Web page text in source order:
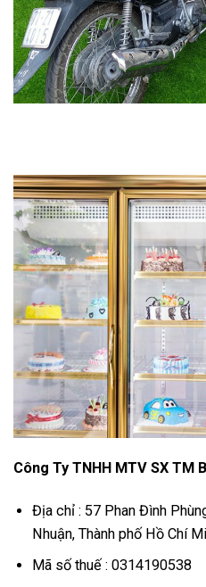
Công Ty TNHH MTV SX TM
Địa chỉ : 57 Phan Đình
Nhuận, Thành phố Hồ Chí
Mã số thuế : 0314190538